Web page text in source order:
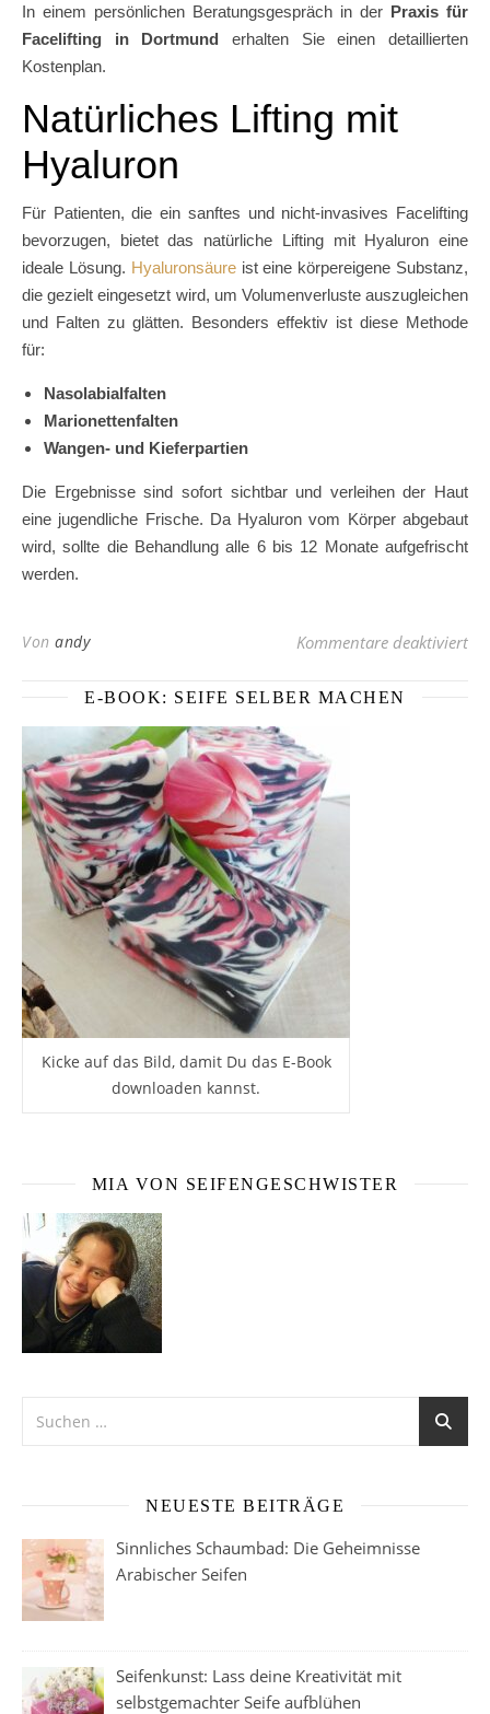
In einem persönlichen Beratungsgespräch in der Praxis für
Facelifting in Dortmund erhalten Sie einen detaillierten
Kostenplan.
Natürliches Lifting mit
Hyaluron
Für Patienten, die ein sanftes und nicht-invasives Facelifting
bevorzugen, bietet das natürliche Lifting mit Hyaluron eine
ideale Lösung. Hyaluronsäureist eine körpereigene Substanz,
die gezielt eingesetzt wird, um Volumenverluste auszugleichen
und Falten zu glätten. Besonders effektiv ist diese Methode
für:
Nasolabialfalten
Marionettenfalten
Wangen- und Kieferpartien
Die Ergebnisse sind sofort sichtbar und verleihen der Haut
eine jugendliche Frische. Da Hyaluron vom Körper abgebaut
wird, sollte die Behandlung alle 6 bis 12 Monate aufgefrischt
werden.
Von andy Kommentare deaktiviertfür
E-BOOK: SEIFE SELBER MACHEN
Kicke auf das Bild, damit Du das E-Book
downloaden kannst.
MIA VON SEIFENGESCHWISTER
NEUESTE BEITRÄGE
Sinnliches Schaumbad: Die Geheimnisse
Arabischer Seifen
Seifenkunst: Lass deine Kreativität mit
selbstgemachter Seife aufblühen